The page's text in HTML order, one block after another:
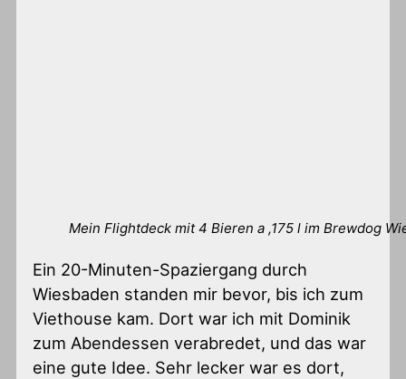
Mein Flightdeck mit 4 Bieren a ,175 l im Brewdog
Ein 20-Minuten-Spaziergang durch
Wiesbaden standen mir bevor, bis ich zum
Viethouse kam. Dort war ich mit Dominik
zum Abendessen verabredet, und das war
eine gute Idee. Sehr lecker war es dort,